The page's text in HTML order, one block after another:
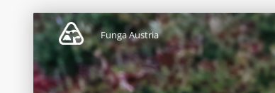
Funga Austria